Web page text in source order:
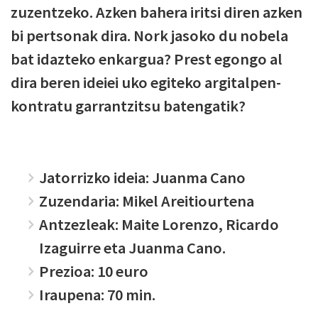
zuzentzeko. Azken bahera iritsi diren azken
bi pertsonak dira. Nork jasoko du nobela
bat idazteko enkargua? Prest egongo al
dira beren ideiei uko egiteko argitalpen-
kontratu garrantzitsu batengatik?
Jatorrizko ideia: Juanma Cano
Zuzendaria: Mikel Areitiourtena
Antzezleak: Maite Lorenzo, Ricardo
Izaguirre eta Juanma Cano.
Prezioa: 10 euro
Iraupena: 70 min.